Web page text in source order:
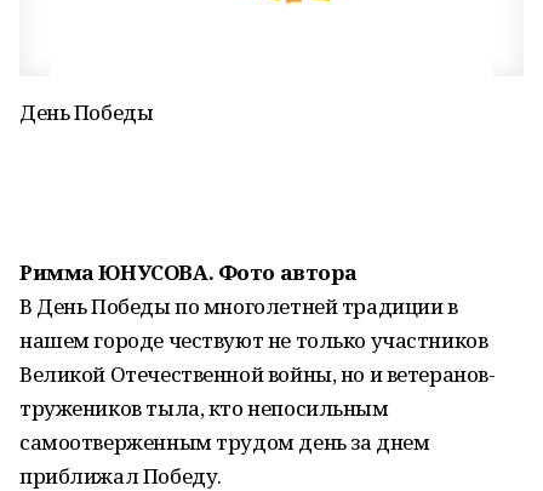
День Победы
Римма ЮНУСОВА. Фото автора
В День Победы по многолетней традиции в
нашем городе чествуют не только участников
Великой Отечественной войны, но и ветеранов-
тружеников тыла, кто непосильным
самоотверженным трудом день за днем
приближал Победу.